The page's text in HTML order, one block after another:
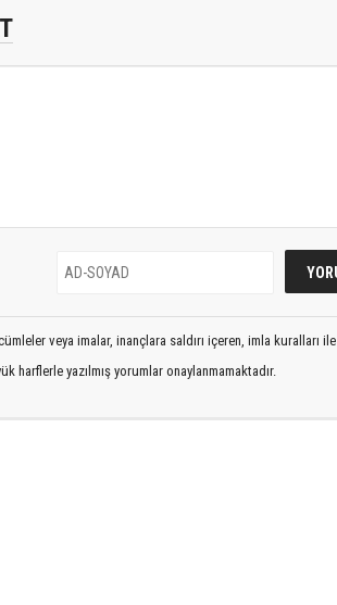
veya imalar, inançlara saldırı içeren, imla kuralları ile
harflerle yazılmış yorumlar onaylanmamaktadır.